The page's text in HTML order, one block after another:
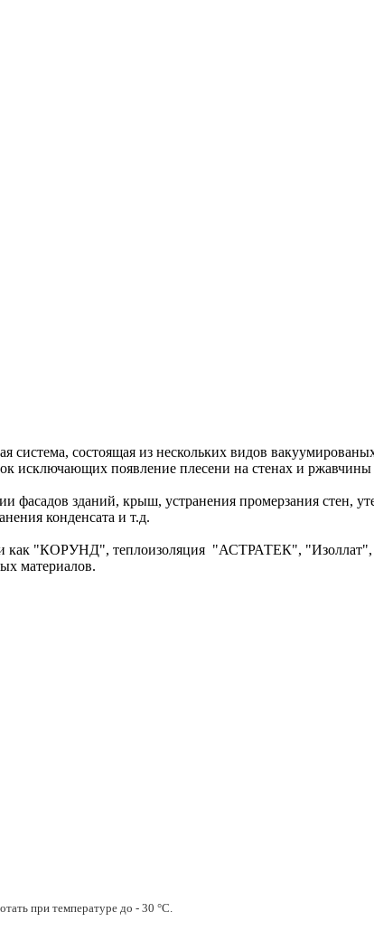
состоящая из нескольких видов
исключающих появление плесени на стенах и ржавчины
фасадов зданий, крыш, устранения промерзания стен,
конденсата и т.д.
как "КОРУНД", теплоизоляция "АСТРАТЕК",
материалов.
при температуре до - 30 °С.